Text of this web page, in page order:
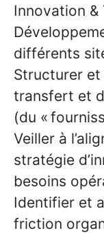
Innovation &
différents
Structurer
transfert et
(du «
Veiller à
stratégie
besoins
Identifier et
friction